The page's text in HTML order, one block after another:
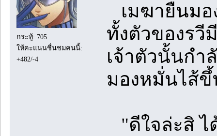
กระทู้: 705
ให้คะแนนชื่นชมคนนี้:
+482/-4
เมฆายืนมอ
ทั้งตัวของรวี
เจ้าตัวนั้นกำ
มองหมั่นไส้ขึ้
"ดีใจล่ะสิ ไ